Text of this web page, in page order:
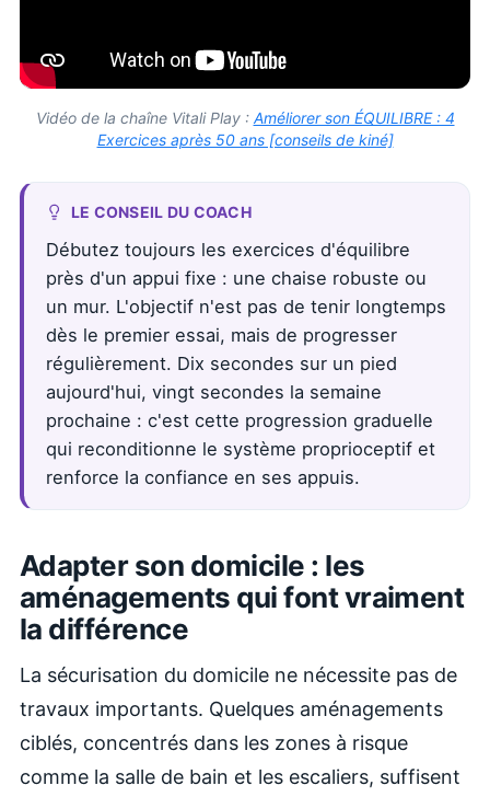
Vidéo de la chaîne Vitali Play : Améliorer son ÉQUILIBRE : 4
Exercices après 50 ans [conseils de kiné]
LE CONSEIL DU COACH
Débutez toujours les exercices d'équilibre
près d'un appui fixe : une chaise robuste ou
un mur. L'objectif n'est pas de tenir longtemps
dès le premier essai, mais de progresser
régulièrement. Dix secondes sur un pied
aujourd'hui, vingt secondes la semaine
prochaine : c'est cette progression graduelle
qui reconditionne le système proprioceptif et
renforce la confiance en ses appuis.
Adapter son domicile : les
aménagements qui font vraiment
la différence
La sécurisation du domicile ne nécessite pas de
travaux importants. Quelques aménagements
ciblés, concentrés dans les zones à risque
comme la salle de bain et les escaliers, suffisent